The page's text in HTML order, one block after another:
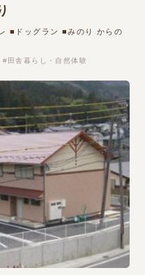
■ドッグラン ■みのり からの
田舎暮らし・自然体験